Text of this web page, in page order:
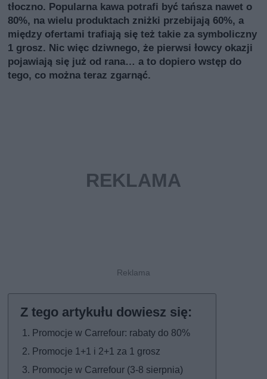
tłoczno. Popularna kawa potrafi być tańsza nawet o
80%, na wielu produktach zniżki przebijają 60%, a
między ofertami trafiają się też takie za symboliczny
1 grosz. Nic więc dziwnego, że pierwsi łowcy okazji
pojawiają się już od rana… a to dopiero wstęp do
tego, co można teraz zgarnąć.
Promocje w Carrefour: rabaty do 80%
Promocje 1+1 i 2+1 za 1 grosz
Promocje w Carrefour (3-8 sierpnia)